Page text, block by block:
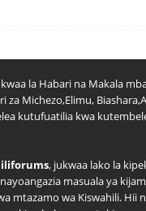
la Habari na Makala
za Michezo,Elimu,
kutufuatilia kwa
, jukwaa lako la
masuala ya
mtazamo wa Kiswahili. Hii